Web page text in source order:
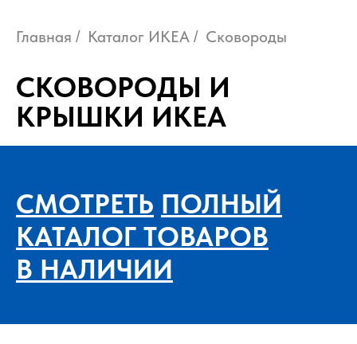
Главная / Каталог ИКЕА / Сковороды
СКОВОРОДЫ И
КРЫШКИ ИКЕА
СМОТРЕТЬ ПОЛНЫЙ
КАТАЛОГ ТОВАРОВ
В НАЛИЧИИ